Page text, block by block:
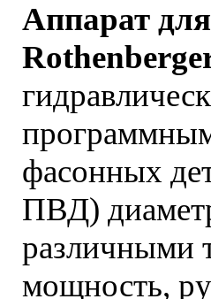
Аппарат
фасонных
ПВД)
различными
мощность,